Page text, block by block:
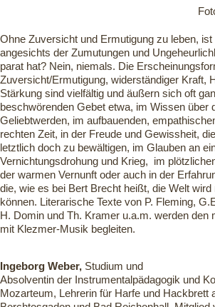
Ohne Zuversicht und Ermutigung zu leben,
angesichts der Zumutungen und
parat hat? Nein, niemals. Die
Zuversicht/Ermutigung, widerständiger Kraft,
Stärkung sind vielfältig und äußern sich oft
beschwörenden Gebet etwa, im Wissen über
Geliebtwerden, im aufbauenden,
rechten Zeit, in der Freude und Gewissheit,
letztlich doch zu bewältigen, im Glauben an
Vernichtungsdrohung und Krieg, im
der warmen Vernunft oder auch in der
die, wie es bei Bert Brecht heißt, die Welt
können. Literarische Texte von P. Fleming,
H. Domin und Th. Kramer u.a.m. werden den
mit Klezmer-Musik begleiten.
Ingeborg Weber, Studium und
Absolventin der Instrumentalpädagogik und
Mozarteum, Lehrerin für Harfe und Hackbrett